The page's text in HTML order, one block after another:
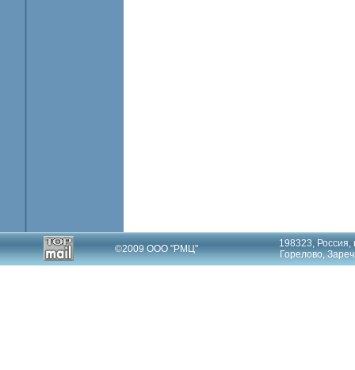
©2009 ООО "РМЦ"
198323, Россия,
Горелово,